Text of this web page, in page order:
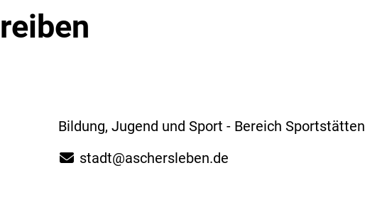
Bildung, Jugend und Sport - Bereich Sportstätten
stadt@aschersleben.de